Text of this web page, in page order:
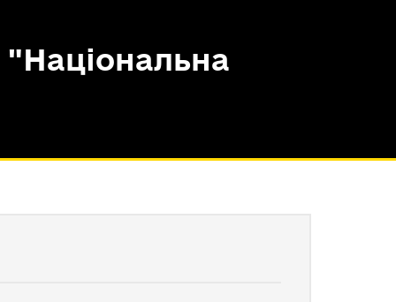
"Національна